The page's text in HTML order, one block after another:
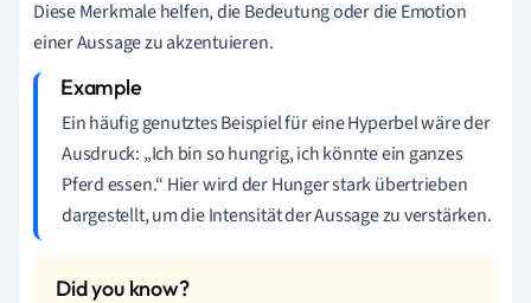
Diese Merkmale helfen, die Bedeutung oder die Emotion
einer Aussage zu akzentuieren.
Ein häufig genutztes Beispiel für eine Hyperbel wäre der
Ausdruck: „Ich bin so hungrig, ich könnte ein ganzes
Pferd essen.“ Hier wird der Hunger stark übertrieben
dargestellt, um die Intensität der Aussage zu verstärken.